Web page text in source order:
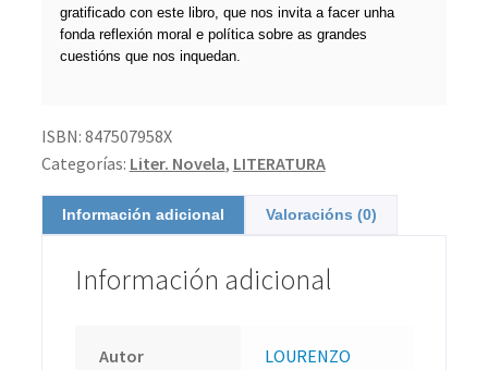
gratificado con este libro, que nos invita a facer unha
fonda reflexión moral e política sobre as grandes
cuestións que nos inquedan.
ISBN: 847507958X
Categorías: Liter. Novela, LITERATURA
Información adicional Valoracións (0)
Información adicional
Autor
LOURENZO